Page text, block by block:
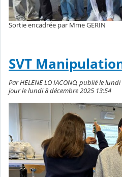
Sortie encadrée par Mme GERIN
SVT
Par HELENE LO IACONO, publié le
jour le lundi 8 décembre 2025 13:54